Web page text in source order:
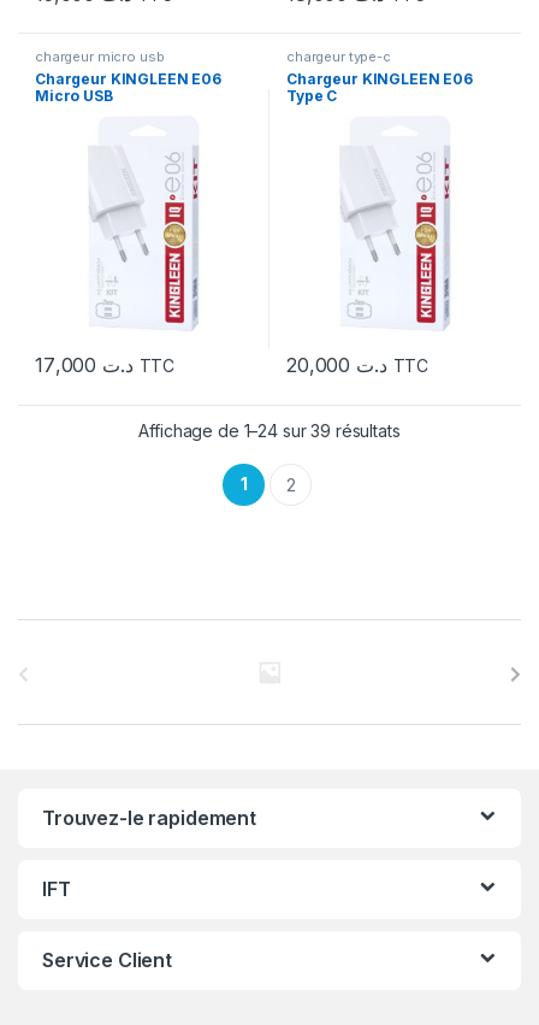
chargeur micro usb
Chargeur KINGLEEN E06
Micro USB
د.ت TTC
chargeur type-c
Chargeur KINGLEEN E06
Type C
د.ت TTC
Affichage de 1–24 sur 39 résultats
1 2
Trouvez-le rapidement
IFT
Service Client